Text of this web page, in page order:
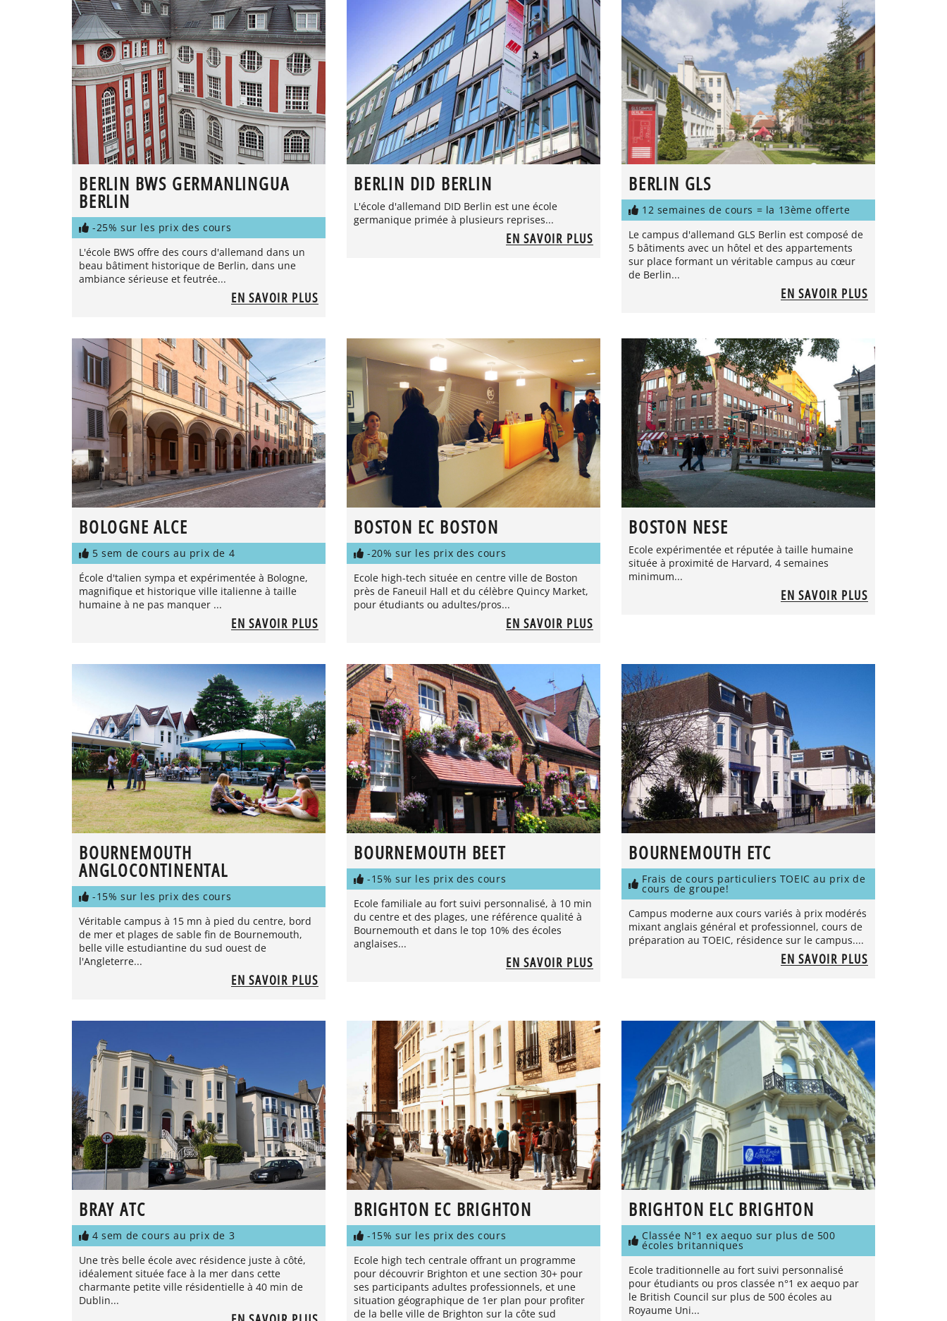
BERLIN BWS GERMANLINGUA
BERLIN
-25% sur les prix des cours
L'école BWS offre des cours d'allemand dans un
beau bâtiment historique de Berlin, dans une
ambiance sérieuse et feutrée...
EN SAVOIR PLUS
BERLIN DID BERLIN
L'école d'allemand DID Berlin est une école
germanique primée à plusieurs reprises...
EN SAVOIR PLUS
BERLIN GLS
12 semaines de cours = la 13ème offerte
Le campus d'allemand GLS Berlin est composé de
5 bâtiments avec un hôtel et des appartements
sur place formant un véritable campus au cœur
de Berlin...
EN SAVOIR PLUS
BOLOGNE ALCE
5 sem de cours au prix de 4
École d'talien sympa et expérimentée à Bologne,
magnifique et historique ville italienne à taille
humaine à ne pas manquer ...
EN SAVOIR PLUS
BOSTON EC BOSTON
-20% sur les prix des cours
Ecole high-tech située en centre ville de Boston
près de Faneuil Hall et du célèbre Quincy Market,
pour étudiants ou adultes/pros...
EN SAVOIR PLUS
BOSTON NESE
Ecole expérimentée et réputée à taille humaine
située à proximité de Harvard, 4 semaines
minimum...
EN SAVOIR PLUS
BOURNEMOUTH
ANGLOCONTINENTAL
-15% sur les prix des cours
Véritable campus à 15 mn à pied du centre, bord
de mer et plages de sable fin de Bournemouth,
belle ville estudiantine du sud ouest de
l'Angleterre...
EN SAVOIR PLUS
BOURNEMOUTH BEET
-15% sur les prix des cours
Ecole familiale au fort suivi personnalisé, à 10 min
du centre et des plages, une référence qualité à
Bournemouth et dans le top 10% des écoles
anglaises...
EN SAVOIR PLUS
BOURNEMOUTH ETC
Frais de cours particuliers TOEIC au prix de
cours de groupe!
Campus moderne aux cours variés à prix modérés
mixant anglais général et professionnel, cours de
préparation au TOEIC, résidence sur le campus....
EN SAVOIR PLUS
BRAY ATC
4 sem de cours au prix de 3
Une très belle école avec résidence juste à côté,
idéalement située face à la mer dans cette
charmante petite ville résidentielle à 40 min de
Dublin...
BRIGHTON EC BRIGHTON
-15% sur les prix des cours
Ecole high tech centrale offrant un programme
pour découvrir Brighton et une section 30+ pour
ses participants adultes professionnels, et une
situation géographique de 1er plan pour profiter
de la belle ville de Brighton sur la côte sud
BRIGHTON ELC BRIGHTON
Classée N°1 ex aequo sur plus de 500
écoles britanniques
Ecole traditionnelle au fort suivi personnalisé
pour étudiants ou pros classée n°1 ex aequo par
le British Council sur plus de 500 écoles au
Royaume Uni...